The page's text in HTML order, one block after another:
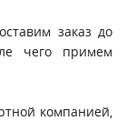
заказ до
чего примем
компанией,